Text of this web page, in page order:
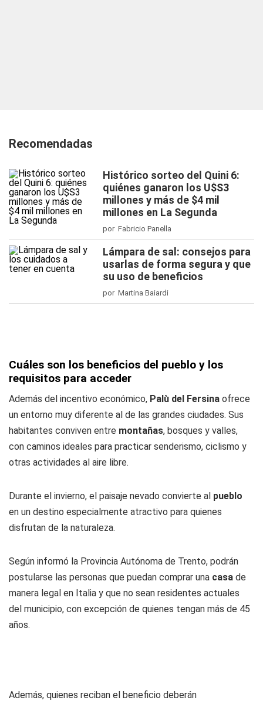
Recomendadas
Histórico sorteo del Quini 6:
quiénes ganaron los U$S3
millones y más de $4 mil
millones en La Segunda
por Fabricio Panella
Lámpara de sal: consejos para
usarlas de forma segura y que
su uso de beneficios
por Martina Baiardi
Cuáles son los beneficios del pueblo y los
requisitos para acceder
Además del incentivo económico, Palù del Fersina ofrece
un entorno muy diferente al de las grandes ciudades. Sus
habitantes conviven entre montañas, bosques y valles,
con caminos ideales para practicar senderismo, ciclismo y
otras actividades al aire libre.
Durante el invierno, el paisaje nevado convierte al pueblo
en un destino especialmente atractivo para quienes
disfrutan de la naturaleza.
Según informó la Provincia Autónoma de Trento, podrán
postularse las personas que puedan comprar una casa de
manera legal en Italia y que no sean residentes actuales
del municipio, con excepción de quienes tengan más de 45
años.
Además, quienes reciban el beneficio deberán